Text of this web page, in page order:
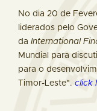
No dia 20 de
liderados pelo
da International
Mundial para
para o
Timor-Leste". click